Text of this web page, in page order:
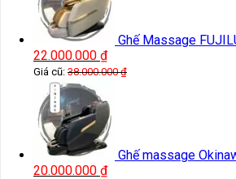
Ghế Massage
22.000.000 ₫
Giá cũ: 38.000.000₫
Ghế massage
20.000.000 ₫